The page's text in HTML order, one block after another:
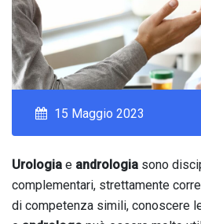
15 Maggio 2023
Urologia e andrologia sono
complementari, strettamente
di competenza simili, conoscere